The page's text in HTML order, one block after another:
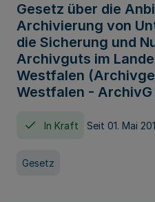
Gesetz über die
Archivierung von
die Sicherung und
Archivguts im
Westfalen
Westfalen - ArchivG
In Kraft Seit 01. Mai
Gesetz